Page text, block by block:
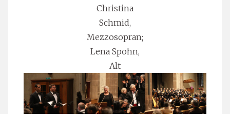
Christina
Schmid,
Mezzosopran;
Lena Spohn,
Alt